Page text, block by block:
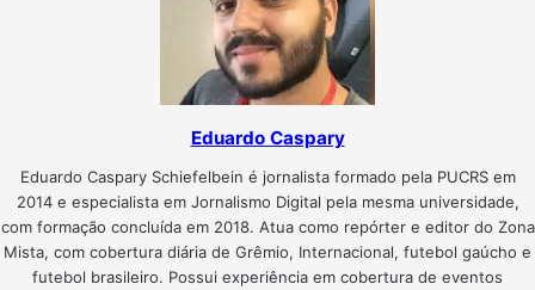
Eduardo Caspary
Eduardo Caspary Schiefelbein é jornalista formado pela PUCRS em
2014 e especialista em Jornalismo Digital pela mesma universidade,
com formação concluída em 2018. Atua como repórter e editor do Zona
Mista, com cobertura diária de Grêmio, Internacional, futebol gaúcho e
futebol brasileiro. Possui experiência em cobertura de eventos